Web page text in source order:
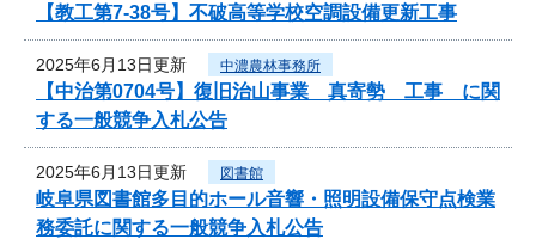
【教工第7-38号】不破高等学校空調設備更新工事
2025年6月13日更新 中濃農林事務所
【中治第0704号】復旧治山事業 真寄勢 工事 に関
する一般競争入札公告
2025年6月13日更新 図書館
岐阜県図書館多目的ホール音響・照明設備保守点検業
務委託に関する一般競争入札公告